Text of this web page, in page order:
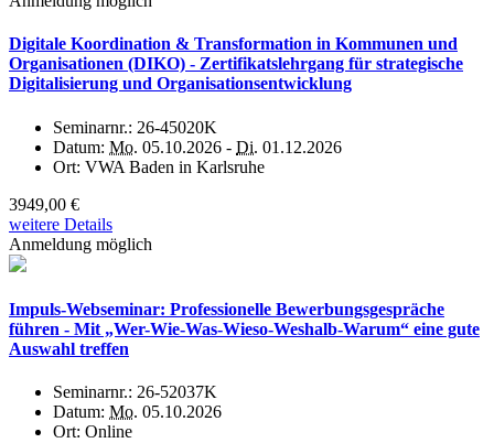
Digitale Koordination & Transformation in Kommunen und
Organisationen (DIKO) - Zertifikatslehrgang für strategische
Digitalisierung und Organisationsentwicklung
Seminarnr.: 26-45020K
Datum: Mo. 05.10.2026 - Di. 01.12.2026
Ort: VWA Baden in Karlsruhe
3949,00 €
weitere Details
Anmeldung möglich
Impuls-Webseminar: Professionelle Bewerbungsgespräche
führen - Mit „Wer-Wie-Was-Wieso-Weshalb-Warum“ eine gute
Auswahl treffen
Seminarnr.: 26-52037K
Datum: Mo. 05.10.2026
Ort: Online